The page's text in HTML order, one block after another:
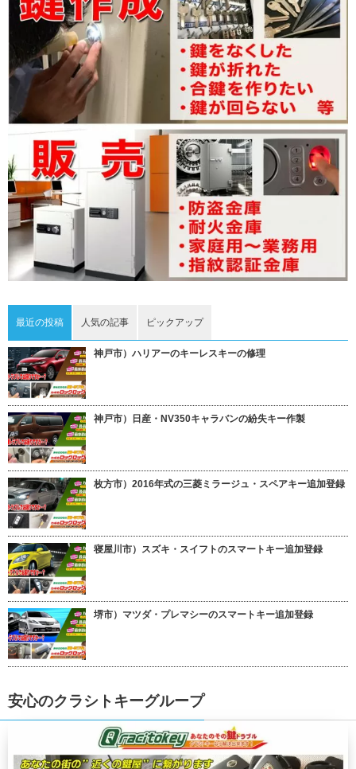
最近の投稿 人気の記事 ピックアップ
神戸市）ハリアーのキーレスキーの修理
神戸市）日産・NV350キャラバンの紛失キー作製
枚方市）2016年式の三菱ミラージュ・スペアキー追加登録
寝屋川市）スズキ・スイフトのスマートキー追加登録
堺市）マツダ・プレマシーのスマートキー追加登録
安心のクラシトキーグループ